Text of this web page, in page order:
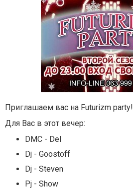
Приглашаем вас на Futurizm party!
Для Вас в этот вечер:
DMC - Del
Dj - Goostoff
Dj - Steven
Pj - Show